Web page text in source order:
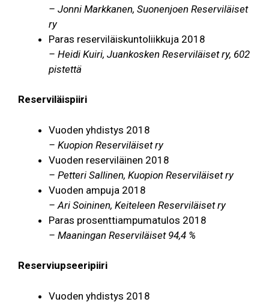
– Jonni Markkanen, Suonenjoen Reserviläiset
ry
Paras reserviläiskuntoliikkuja 2018
– Heidi Kuiri, Juankosken Reserviläiset ry, 602
pistettä
Reserviläispiiri
Vuoden yhdistys 2018
– Kuopion Reserviläiset ry
Vuoden reserviläinen 2018
– Petteri Sallinen, Kuopion Reserviläiset ry
Vuoden ampuja 2018
– Ari Soininen, Keiteleen Reserviläiset ry
Paras prosenttiampumatulos 2018
– Maaningan Reserviläiset 94,4 %
Reserviupseeripiiri
Vuoden yhdistys 2018